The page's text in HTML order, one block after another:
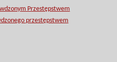
Przestępstwem
przestępstwem